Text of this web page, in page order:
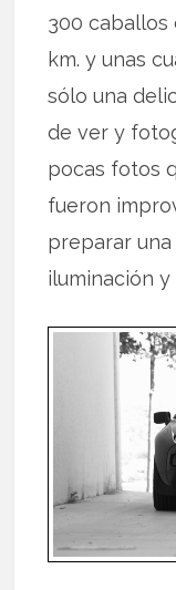
300 caballos
km. y unas
sólo una
de ver y
pocas fotos
fueron
preparar
iluminación y